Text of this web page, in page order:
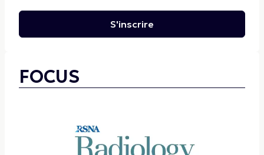
S'inscrire
FOCUS